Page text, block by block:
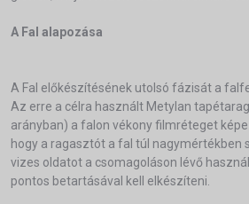
A Fal alapozása
A Fal előkészítésének utolsó fázisát a
Az erre a célra használt Metylan
arányban) a falon vékony filmréteget
hogy a ragasztót a fal túl nagymértékben
vizes oldatot a csomagoláson lévő
pontos betartásával kell elkészíteni.